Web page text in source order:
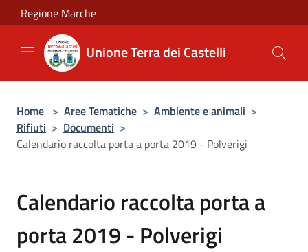
Salta al contenuto principale
Regione Marche
Unione Terra dei Castelli
Home > Aree Tematiche > Ambiente e animali >
Rifiuti > Documenti >
Calendario raccolta porta a porta 2019 - Polverigi
Calendario raccolta porta a
porta 2019 - Polverigi